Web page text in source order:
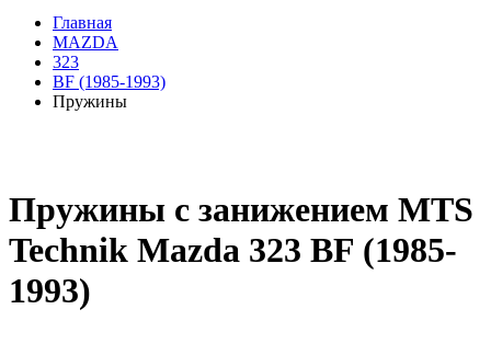
Главная
MAZDA
323
BF (1985-1993)
Пружины
Пружины с занижением MTS
Technik Mazda 323 BF (1985-
1993)